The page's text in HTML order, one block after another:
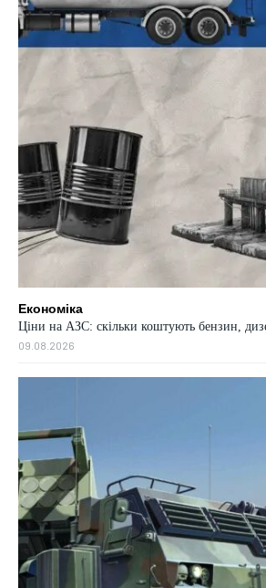
Економіка
Ціни на АЗС: скільки коштують бензин,
09.08.2026